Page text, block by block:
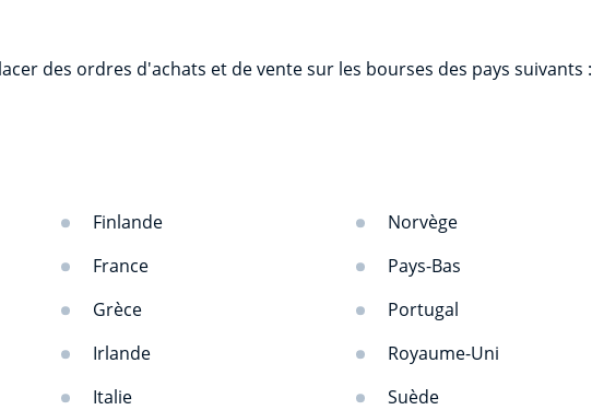
des ordres d'achats et de vente sur les bourses des pays suivants :
Finlande
France
Grèce
Irlande
Italie
Norvège
Pays-Bas
Portugal
Royaume-Uni
Suède